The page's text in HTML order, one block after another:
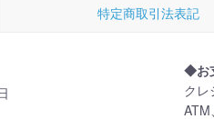
特定商取引法表記
◆お
クレ